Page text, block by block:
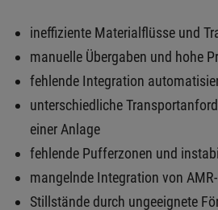
ineffiziente Materialflüsse und
manuelle Übergaben und hohe
fehlende Integration
unterschiedliche
einer Anlage
fehlende Pufferzonen und
mangelnde Integration von
Stillstände durch ungeeignete